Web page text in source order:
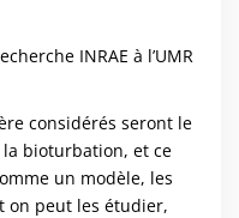
INRAE à l’UMR
considérés seront le
la bioturbation, et ce
un modèle, les
on peut les étudier,